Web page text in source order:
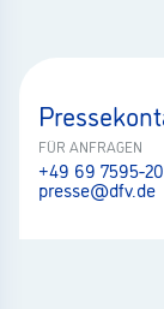
FÜR ANFRAGEN
+49 69 7595-
presse@dfv.de